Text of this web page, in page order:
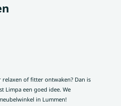
of fitter ontwaken? Dan is
Limpa een goed idee. We
in Lummen!